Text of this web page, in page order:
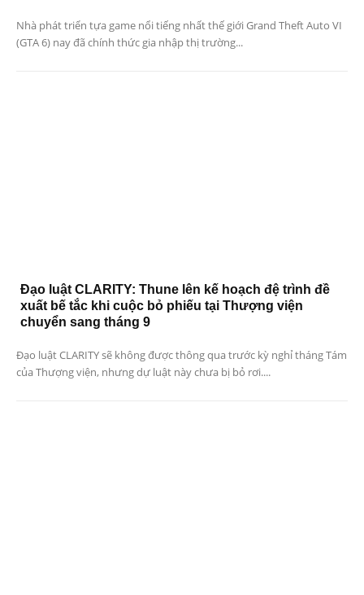
Nhà phát triển tựa game nổi tiếng nhất thế giới Grand Theft Auto VI
(GTA 6) nay đã chính thức gia nhập thị trường...
Đạo luật CLARITY: Thune lên kế hoạch đệ trình đề
xuất bế tắc khi cuộc bỏ phiếu tại Thượng viện
chuyển sang tháng 9
Đạo luật CLARITY sẽ không được thông qua trước kỳ nghỉ tháng Tám
của Thượng viện, nhưng dự luật này chưa bị bỏ rơi....